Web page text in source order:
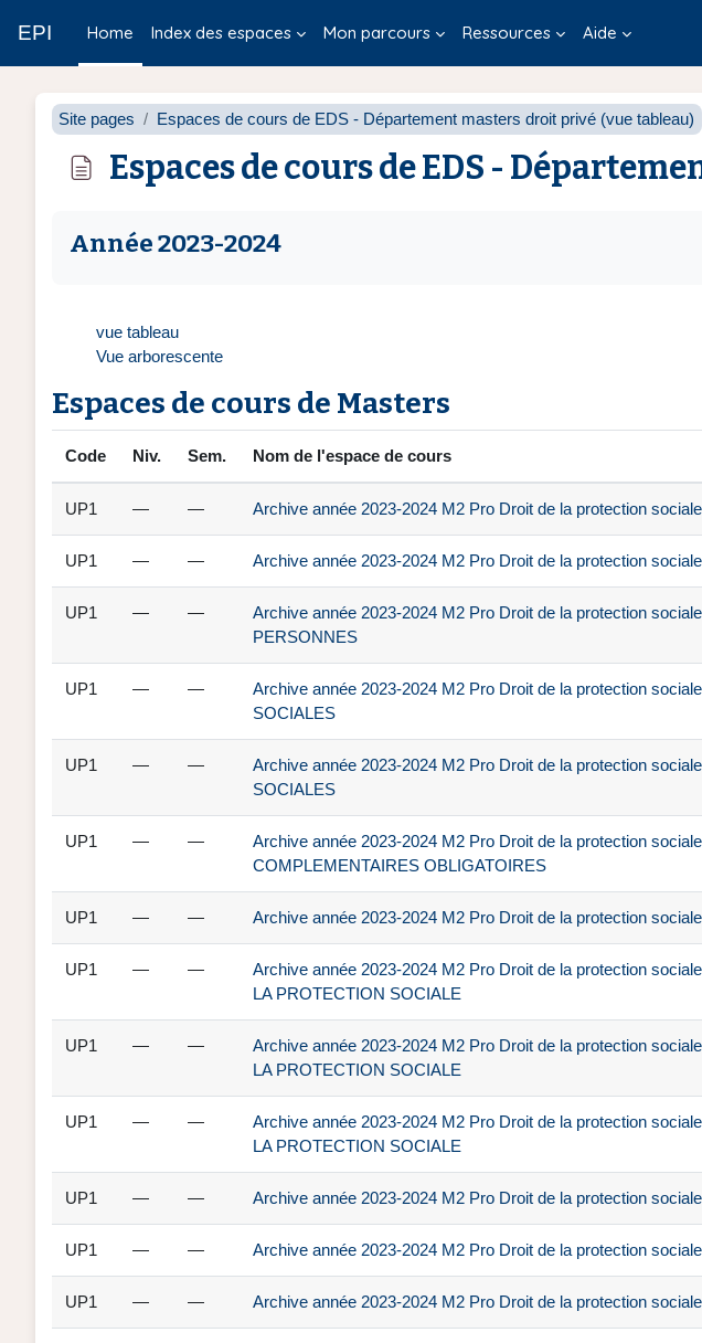
EPI Home Index des espaces Mon parcours Ressources Aide
Site pages Espaces de cours de EDS - Département masters droit privé (vue tableau)
Espaces de cours de EDS -
Année 2023-2024
vue tableau
Vue arborescente
Espaces de cours de Masters
Code Niv. Sem. Nom de l'espace de cours
UP1 — — Archive année 2023-2024 M2 Pro Droit de la protection
UP1 — — Archive année 2023-2024 M2 Pro Droit de la protection
UP1 — —
Archive année 2023-2024 M2 Pro Droit de la protection
PERSONNES
UP1 — —
Archive année 2023-2024 M2 Pro Droit de la protection
SOCIALES
UP1 — —
Archive année 2023-2024 M2 Pro Droit de la protection
SOCIALES
UP1 — —
Archive année 2023-2024 M2 Pro Droit de la protection
COMPLEMENTAIRES OBLIGATOIRES
UP1 — — Archive année 2023-2024 M2 Pro Droit de la protection
UP1 — —
Archive année 2023-2024 M2 Pro Droit de la protection
LA PROTECTION SOCIALE
UP1 — —
Archive année 2023-2024 M2 Pro Droit de la protection
LA PROTECTION SOCIALE
UP1 — —
Archive année 2023-2024 M2 Pro Droit de la protection
LA PROTECTION SOCIALE
UP1 — — Archive année 2023-2024 M2 Pro Droit de la protection
UP1 — — Archive année 2023-2024 M2 Pro Droit de la protection
UP1 — — Archive année 2023-2024 M2 Pro Droit de la protection